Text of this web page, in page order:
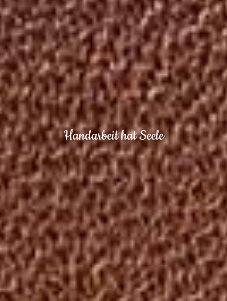
Handarbeit hat Seele